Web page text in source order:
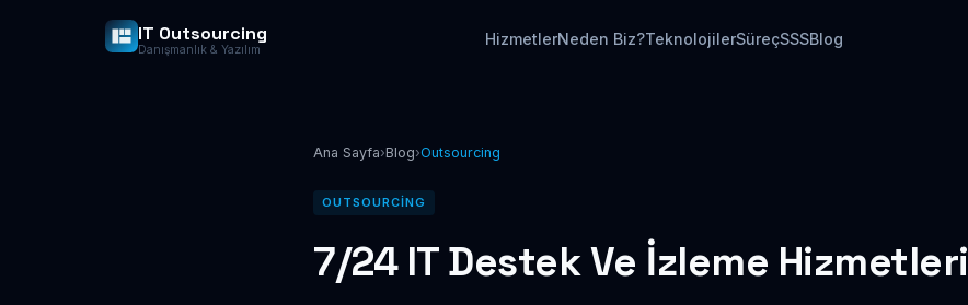
IT Outsourcing
Danışmanlık & Yazılım
HizmetlerNeden Biz?TeknolojilerSüreçSSSBlog
Ana Sayfa›Blog›Outsourcing
OUTSOURCING
7/24 IT Destek Ve İzleme Hizmetleri